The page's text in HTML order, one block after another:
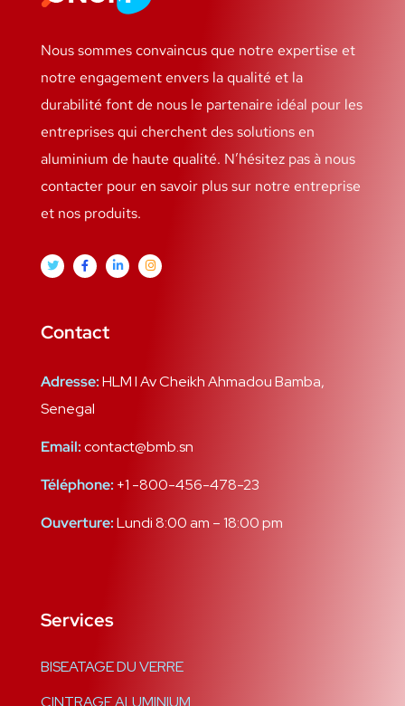
Nous sommes convaincus que notre expertise et
notre engagement envers la qualité et la
durabilité font de nous le partenaire idéal pour les
entreprises qui cherchent des solutions en
aluminium de haute qualité. N’hésitez pas à nous
contacter pour en savoir plus sur notre entreprise
et nos produits.
Contact
Adresse:HLM I Av Cheikh Ahmadou Bamba,
Senegal
Email:contact@bmb.sn
Téléphone: +1 -800-456-478-23
Ouverture:Lundi 8:00 am – 18:00 pm
Services
BISEATAGE DU VERRE
CINTRAGE ALUMINIUM